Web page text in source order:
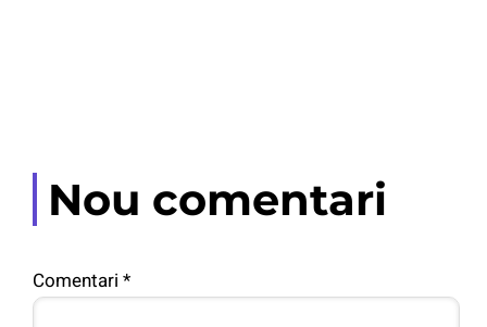
Nou comentari
Comentari *